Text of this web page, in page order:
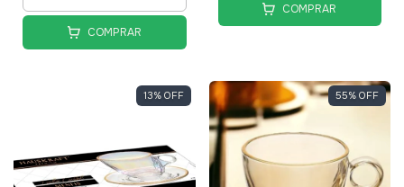
COMPRAR
COMPRAR
13% OFF 55% OFF